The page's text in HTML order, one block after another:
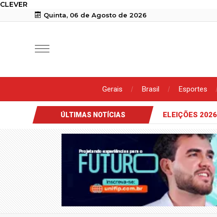
CLEVER
Quinta, 06 de Agosto de 2026
Gerais Brasil Esportes
ÚLTIMAS NOTÍCIAS ELEIÇÕES 2026